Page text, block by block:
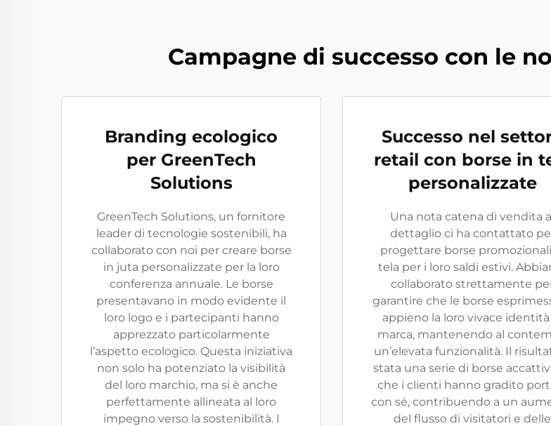
Campagne di successo con le
Branding ecologico
per GreenTech
Solutions
GreenTech Solutions, un fornitore
leader di tecnologie sostenibili, ha
collaborato con noi per creare borse
in juta personalizzate per la loro
conferenza annuale. Le borse
presentavano in modo evidente il
loro logo e i partecipanti hanno
apprezzato particolarmente
l’aspetto ecologico. Questa iniziativa
non solo ha potenziato la visibilità
del loro marchio, ma si è anche
perfettamente allineata al loro
impegno verso la sostenibilità. I
Successo nel
retail con borse in
personalizzate
Una nota catena di vendita
dettaglio ci ha contattato
progettare borse
tela per i loro saldi estivi.
collaborato strettamente
garantire che le borse
appieno la loro vivace
marca, mantenendo al
un’elevata funzionalità. Il
stata una serie di borse
che i clienti hanno gradito
con sé, contribuendo a un
del flusso di visitatori e delle